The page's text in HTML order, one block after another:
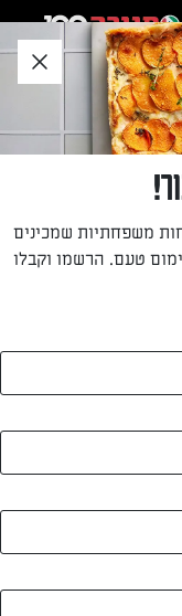
הדס רדנסקי
משפחתיות שמכינים
טעם. הרשמו וקבלו